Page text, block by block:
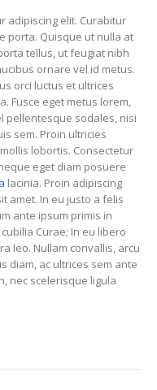
adipiscing elit. Curabitur
porta. Quisque ut nulla at
tellus, ut feugiat nibh
ornare vel id metus.
orci luctus et ultrices
Fusce eget metus lorem,
pellentesque sodales, nisi
sem. Proin ultricies
lobortis. Consectetur
eget diam posuere
lacinia. Proin adipiscing
amet. In eu justo a felis
ante ipsum primis in
Curae; In eu libero
leo. Nullam convallis, arcu
diam, ac ultrices sem ante
nec scelerisque ligula